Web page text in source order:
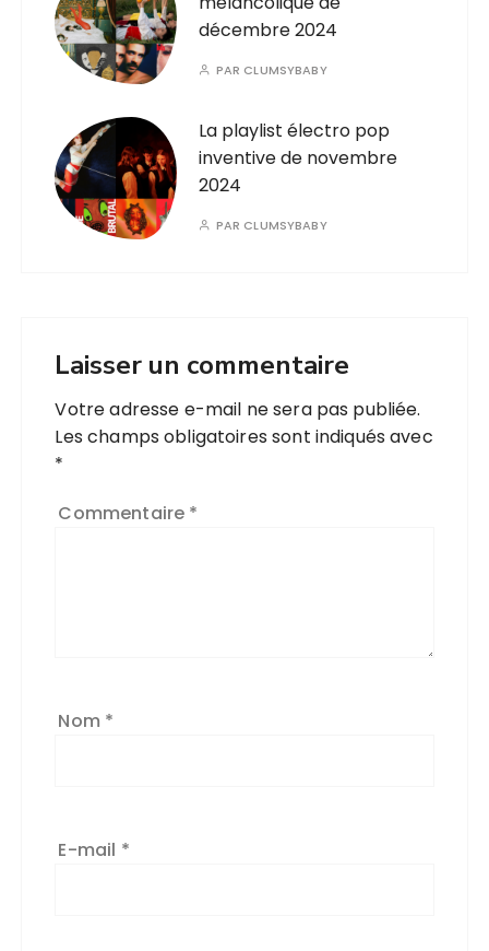
décembre 2024
PAR CLUMSYBABY
La playlist électro pop
inventive de novembre
2024
PAR CLUMSYBABY
Laisser un commentaire
Votre adresse e-mail ne sera pas publiée.
Les champs obligatoires sont indiqués avec
*
Commentaire *
Nom *
E-mail *